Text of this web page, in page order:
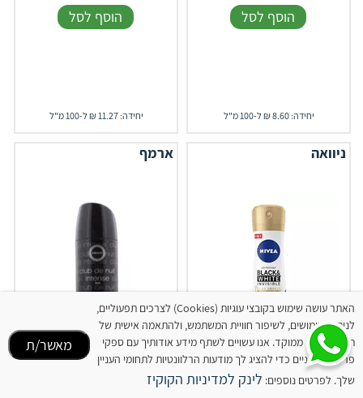
הוסף לסל
יחידה: 8.60 ₪ ל-100 מ"ל
הוסף לסל
יחידה: 11.27 ₪ ל-100 מ"ל
ניוואה
‎NIVEA‎ ‎ דאודורנט ספריי
ארמף
דאודורנט קלאב דה נואי
האתר עושה שימוש בקובצי עוגיות (Cookies) לצרכים תפעוליים,
לניתוח שימושים, לשיפור חוויית המשתמש, ולהתאמה אישית של
תוכן ופרסום ממוקד. אנו עשויים לשתף מידע אודותיך עם ספקי
פרסום חיצוניים כדי להציג לך מודעות הרלוונטיות לתחומי העניין
שלך. לפרטים נוספים: לינק למדיניות הקוקיז
מאשר/ת